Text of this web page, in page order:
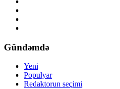
Gündəmdə
Yeni
Populyar
Redaktorun seçimi